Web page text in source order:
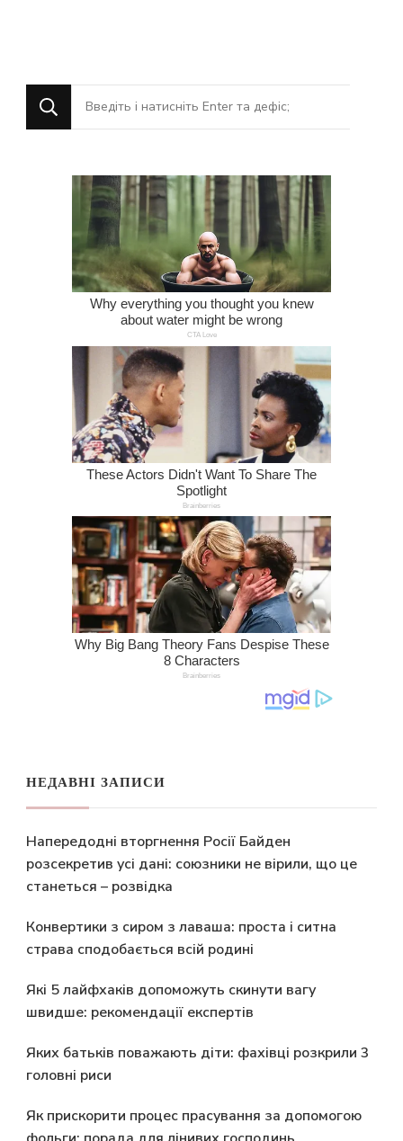
Шукаєте
щось?
НЕДАВНІ ЗАПИСИ
Напередодні вторгнення Росії Байден
розсекретив усі дані: союзники не вірили, що це
станеться – розвідка
Конвертики з сиром з лаваша: проста і ситна
страва сподобається всій родині
Які 5 лайфхаків допоможуть скинути вагу
швидше: рекомендації експертів
Яких батьків поважають діти: фахівці розкрили 3
головні риси
Як прискорити процес прасування за допомогою